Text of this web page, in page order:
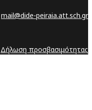
mail@dide-peiraia.att.sch.gr
Δήλωση προσβασιμότητας